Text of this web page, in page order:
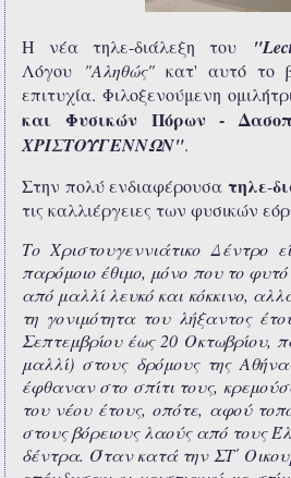
Η νέα τηλε-διάλεξη του
Λόγου
"Αληθώς"κατ' αυτό το
επιτυχία.Φιλοξενούμενη
και Φυσικών Πόρων -
ΧΡΙΣΤΟΥΓΕΝΝΩΝ".
Στην πολύ ενδιαφέρουσα τηλε-
τις καλλιέργειες των φυσικών
Το Χριστουγεννιάτικο Δέντρο
παρόμοιο έθιμο, μόνο που το
από μαλλί λευκό και κόκκινο,
τη γονιμότητα του λήξαντος
Σεπτεμβρίου έως 20 Οκτωβρίου,
μαλλί) στους δρόμους της
έφθαναν στο σπίτι τους,
του νέου έτους, οπότε, αφού
στους βόρειους λαούς από τους
δέντρα. Όταν κατά την ΣΤ΄